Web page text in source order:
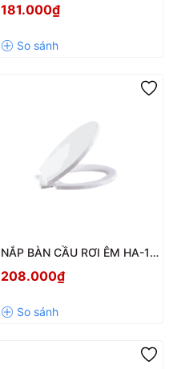
LỢI CHO BÉ YÊU
181.000₫
NẮP BÀN CẦU RƠI ÊM HA-11
BỀN ĐẸP, ĐÓNG MỞ NHẸ
208.000₫